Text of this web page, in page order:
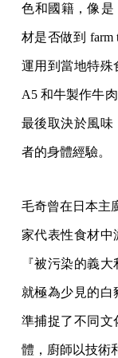
色和國籍，像是
材是否做到 farm
運用到當地特殊
A5 和牛製作牛
最後取決於風味
者的身體經驗。
毛奇曾在日本主
家代表性食材中
『被污染的義
就極為少見的白
準捕捉了不同文
體，廚師以技術